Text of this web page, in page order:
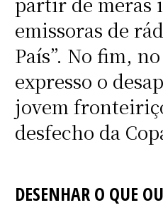
emissoras de
País”. No fim,
expresso o
jovem
desfecho da
DESENHAR O QUE